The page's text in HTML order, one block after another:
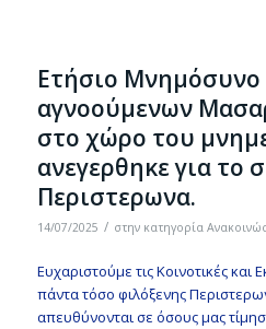
Eτήσιο
αγνοούμενων
στο χώρο του
ανεγερθηκε για το
Περιστερωνα.
14/07/2025 / στην κατηγορία
Ευχαριστούμε τις Κοινοτικές και
πάντα τόσο φιλόξενης
απευθύνονται σε όσους μας